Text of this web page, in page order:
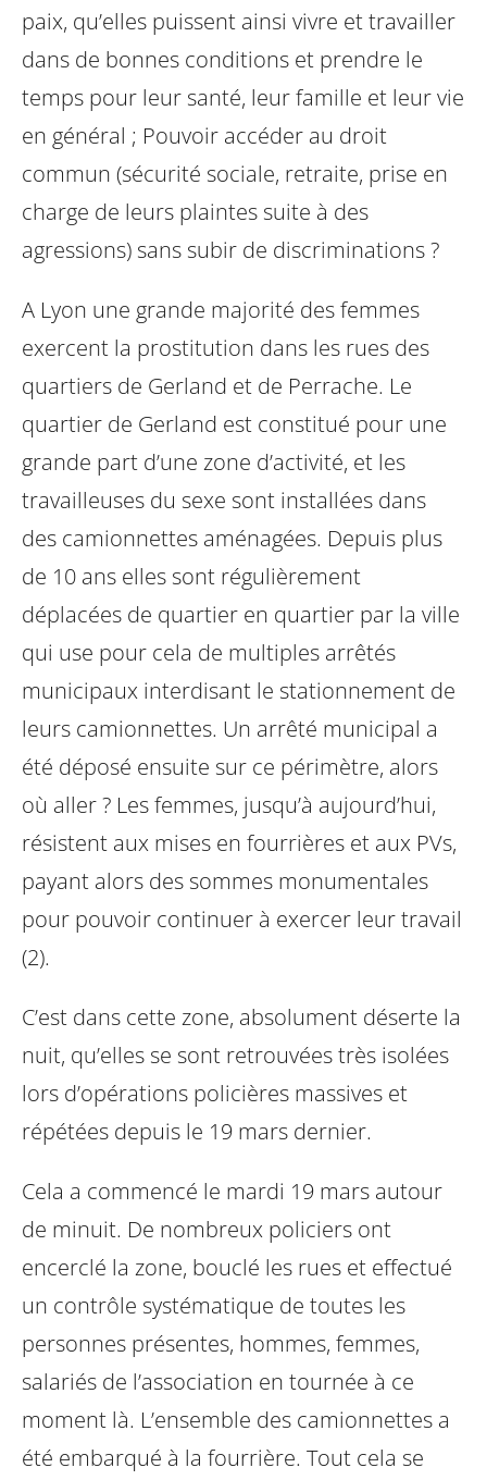
paix, qu’elles puissent ainsi vivre et travailler
dans de bonnes conditions et prendre le
temps pour leur santé, leur famille et leur vie
en général ; Pouvoir accéder au droit
commun (sécurité sociale, retraite, prise en
charge de leurs plaintes suite à des
agressions) sans subir de discriminations ?
A Lyon une grande majorité des femmes
exercent la prostitution dans les rues des
quartiers de Gerland et de Perrache. Le
quartier de Gerland est constitué pour une
grande part d’une zone d’activité, et les
travailleuses du sexe sont installées dans
des camionnettes aménagées. Depuis plus
de 10 ans elles sont régulièrement
déplacées de quartier en quartier par la ville
qui use pour cela de multiples arrêtés
municipaux interdisant le stationnement de
leurs camionnettes. Un arrêté municipal a
été déposé ensuite sur ce périmètre, alors
où aller ? Les femmes, jusqu’à aujourd’hui,
résistent aux mises en fourrières et aux PVs,
payant alors des sommes monumentales
pour pouvoir continuer à exercer leur travail
(2).
C’est dans cette zone, absolument déserte la
nuit, qu’elles se sont retrouvées très isolées
lors d’opérations policières massives et
répétées depuis le 19 mars dernier.
Cela a commencé le mardi 19 mars autour
de minuit. De nombreux policiers ont
encerclé la zone, bouclé les rues et effectué
un contrôle systématique de toutes les
personnes présentes, hommes, femmes,
salariés de l’association en tournée à ce
moment là. L’ensemble des camionnettes a
été embarqué à la fourrière. Tout cela se